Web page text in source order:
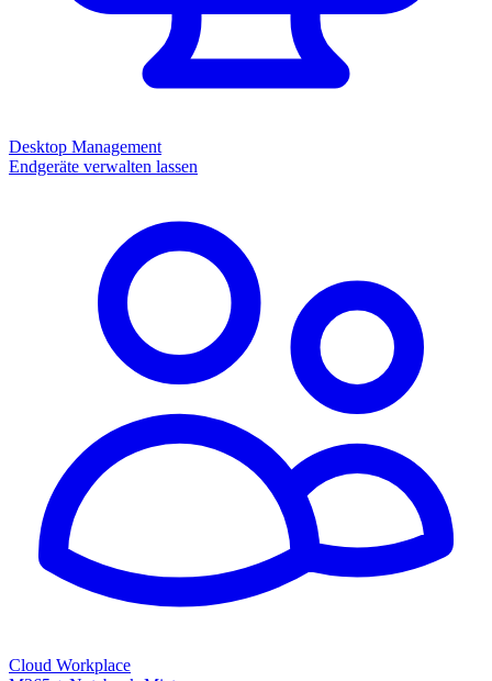
Desktop Management
Endgeräte verwalten lassen
Cloud Workplace